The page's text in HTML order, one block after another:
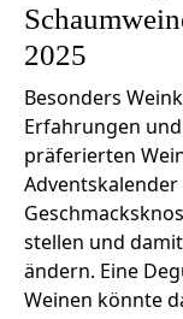
2025
Besonders
Erfahrungen
präferierten
stellen und
ändern. Eine
Weinen könnte